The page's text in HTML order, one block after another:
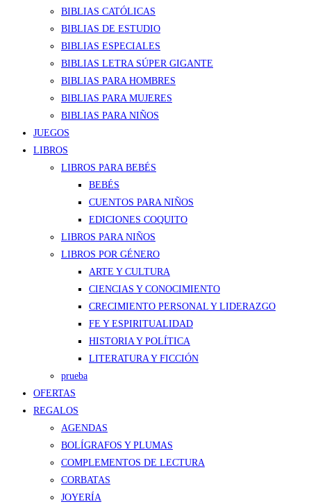
BIBLIAS CATÓLICAS
BIBLIAS DE ESTUDIO
BIBLIAS ESPECIALES
BIBLIAS LETRA SÚPER GIGANTE
BIBLIAS PARA HOMBRES
BIBLIAS PARA MUJERES
BIBLIAS PARA NIÑOS
JUEGOS
LIBROS
LIBROS PARA BEBÉS
BEBÉS
CUENTOS PARA NIÑOS
EDICIONES COQUITO
LIBROS PARA NIÑOS
LIBROS POR GÉNERO
ARTE Y CULTURA
CIENCIAS Y CONOCIMIENTO
CRECIMIENTO PERSONAL Y LIDERAZGO
FE Y ESPIRITUALIDAD
HISTORIA Y POLÍTICA
LITERATURA Y FICCIÓN
prueba
OFERTAS
REGALOS
AGENDAS
BOLÍGRAFOS Y PLUMAS
COMPLEMENTOS DE LECTURA
CORBATAS
JOYERÍA